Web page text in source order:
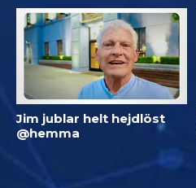
Jim jublar helt hejdlöst
@hemma